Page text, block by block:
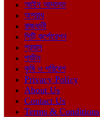
আইন আদালত
অপরাধ
রাজধানী
সিটি কর্পোরেশন
প্রবাস
পর্যটন
কৃষি ও পরিবেশ
Privacy Policy
About Us
Contact Us
Terms & Conditions